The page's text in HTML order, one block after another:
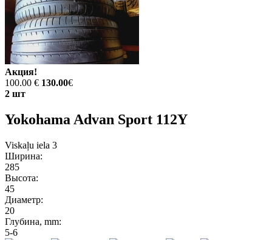
Акция!
100.00 € 130.00€
2 шт
Yokohama Advan Sport 112Y
Viskaļu iela 3
Ширина:
285
Высота:
45
Диаметр:
20
Глубина, mm:
5-6